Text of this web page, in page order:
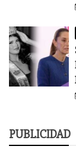
PUBLICIDAD